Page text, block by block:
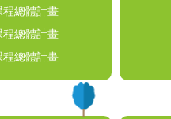
程總體計畫
程總體計畫
程總體計畫